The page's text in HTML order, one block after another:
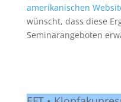
amerikanischen
wünscht, dass diese
Seminarangeboten